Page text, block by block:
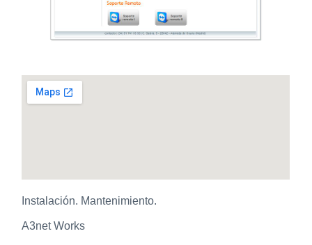
Instalación. Mantenimiento.
A3net Works